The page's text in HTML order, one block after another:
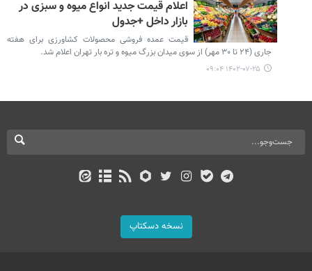
اعلام قیمت جدید انواع میوه و سبزی در
بازار داخل +جدول
قیمت عمده فروشی محصولات کشاورزی برای هفته
جاری (۲۴ تا ۳۰ مهر) از سوی میدان بزرگ میوه و تره بار تهران اعلام شد.
۱۴۰۲-۰۷-۲۵ ۰۹:۰۴
نسخه دسکتاپ